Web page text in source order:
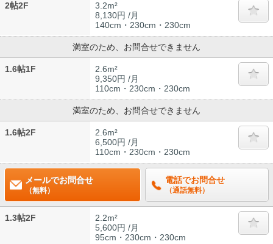
2帖2F
3.2m²
8,130円 /月
140cm・230cm・230cm
満室のため、お問合せできません
1.6帖1F
2.6m²
9,350円 /月
110cm・230cm・230cm
満室のため、お問合せできません
1.6帖2F
2.6m²
6,500円 /月
110cm・230cm・230cm
メールでお問合せ
（無料）
電話でお問合せ
（通話無料）
1.3帖2F
2.2m²
5,600円 /月
95cm・230cm・230cm